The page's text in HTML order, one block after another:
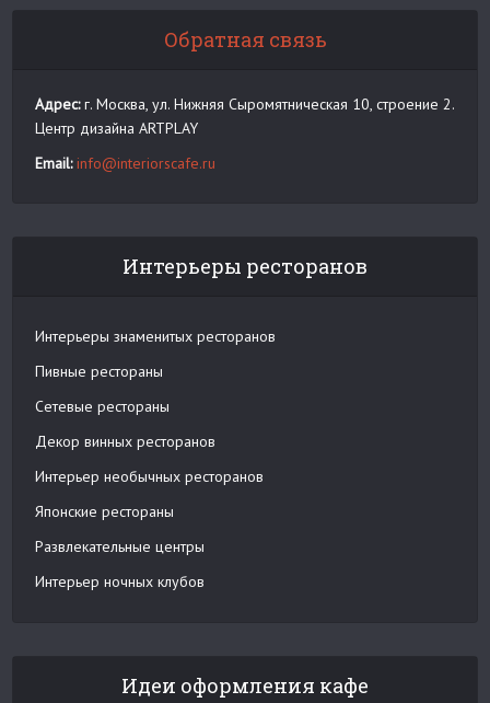
Обратная связь
Адрес:г. Москва, ул. Нижняя Сыромятническая 10, строение 2.
Центр дизайна ARTPLAY
Email: info@interiorscafe.ru
Интерьеры ресторанов
Интерьеры знаменитых ресторанов
Пивные рестораны
Сетевые рестораны
Декор винных ресторанов
Интерьер необычных ресторанов
Японские рестораны
Развлекательные центры
Интерьер ночных клубов
Идеи оформления кафе